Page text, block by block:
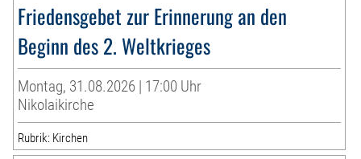
Friedensgebet zur Erinnerung an den
Beginn des 2. Weltkrieges
Montag, 31.08.2026 | 17:00 Uhr
Nikolaikirche
Rubrik: Kirchen